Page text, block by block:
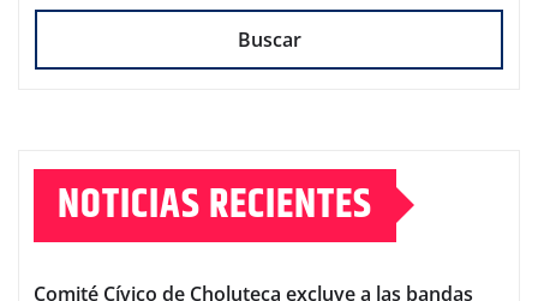
Buscar
NOTICIAS RECIENTES
Comité Cívico de Choluteca excluye a las bandas